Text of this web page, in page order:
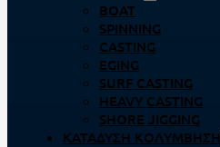
BOAT
SPINNING
CASTING
EGING
SURF CASTING
HEAVY CASTING
SHORE JIGGING
ΚΑΤΆΔΥΣΗ ΚΟΛΎΜΒΗΣΗ